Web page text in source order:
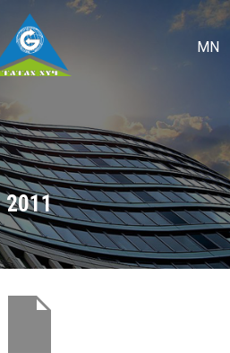
MN
2011